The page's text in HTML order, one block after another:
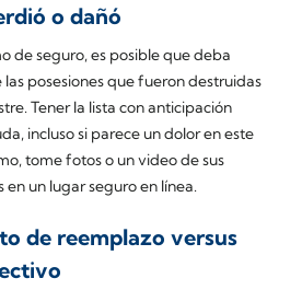
o dañó
de seguro, es posible que deba
posesiones que fueron destruidas
Tener la lista con anticipación
incluso si parece un dolor en este
tome fotos o un video de sus
en un lugar seguro en línea.
de reemplazo versus